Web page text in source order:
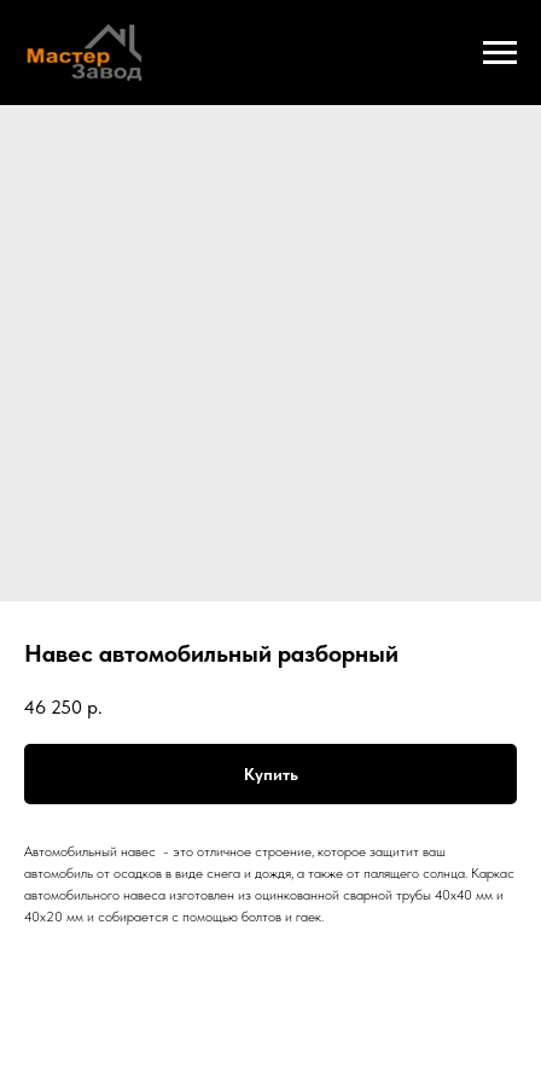
Навес автомобильный разборный
46 250 р.
Купить
Автомобильный навес - это отличное строение, которое защитит ваш
автомобиль от осадков в виде снега и дождя, а также от палящего солнца. Каркас
автомобильного навеса изготовлен из оцинкованной сварной трубы 40х40 мм и
40х20 мм и собирается с помощью болтов и гаек.